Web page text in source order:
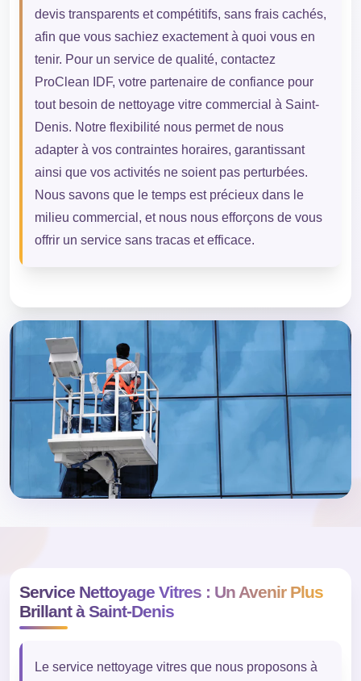
devis transparents et compétitifs, sans frais cachés,
afin que vous sachiez exactement à quoi vous en
tenir. Pour un service de qualité, contactez
ProClean IDF, votre partenaire de confiance pour
tout besoin de nettoyage vitre commercial à Saint-
Denis. Notre flexibilité nous permet de nous
adapter à vos contraintes horaires, garantissant
ainsi que vos activités ne soient pas perturbées.
Nous savons que le temps est précieux dans le
milieu commercial, et nous nous efforçons de vous
offrir un service sans tracas et efficace.
Service Nettoyage Vitres : Un Avenir Plus
Brillant à Saint-Denis
Le service nettoyage vitres que nous proposons à